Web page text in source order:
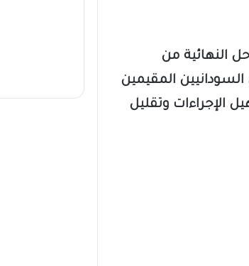
النهائية من
السودانيين المقيمين
الإجراءات وتقليل